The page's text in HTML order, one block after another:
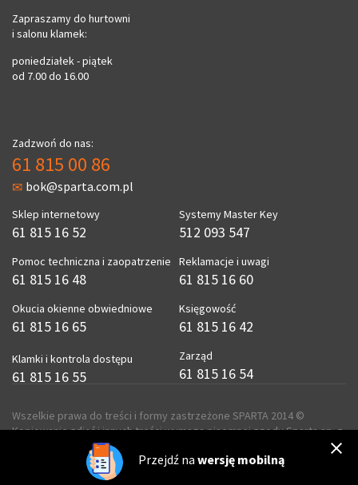
Zapraszamy do hurtowni
i salonu klamek:
poniedziałek - piątek
od 7.00 do 16.00
Zadzwoń do nas:
61 815 00 86
bok@sparta.com.pl
Sklep internetowy
61 815 16 52
Pomoc techniczna i zaopatrzenie
61 815 16 48
Okucia okienne obwiedniowe
61 815 16 65
Klamki i kontrola dostępu
61 815 16 55
Systemy Master Key
512 093 547
Reklamacje i uwagi
61 815 16 60
Księgowość
61 815 16 42
Zarząd
61 815 16 54
Wszelkie prawa do treści i formy zastrzeżone SPARTA 2014 ©
Kopiowanie zdjęć i innych treści wymaga pisemnej zgody Sparta sp. z
realizacja
Przejdź na wersję mobilną